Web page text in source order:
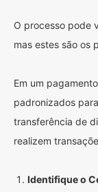
O processo pode
mas estes são os
Em um
padronizados
transferência de
realizem
Identifique o